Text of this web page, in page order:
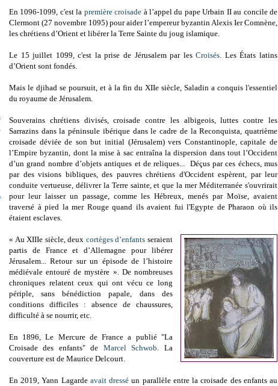
En 1096-1099, c'est la première croisade à l’appel du pape Urbain II au concile de
Clermont (27 novembre 1095) pour aider l’empereur byzantin Alexis Ier Comnène,
les chrétiens d’Orient et libérer la Terre Sainte du joug islamique.
Le 15 juillet 1099, c'est la prise de Jérusalem par lesCroisés. Les États latins
d’Orient sont fondés.
Mais le djihad se poursuit, et à la fin du XIIe siècle, Saladin a conquis l'essentiel
du royaume de Jérusalem.
Souverains chrétiens divisés, croisade contre les albigeois, luttes contre les
Sarrazins dans la péninsule ibérique dans le cadre de la Reconquista, quatrième
croisade déviée de son but initial (Jérusalem) vers Constantinople, capitale de
l’Empire byzantin, dont la mise à sac entraîna la dispersion dans tout l’Occident
d’un grand nombre d’objets antiques et de reliques... Déçus par ces échecs, mus
par des visions bibliques, des pauvres chrétiens d'Occident espèrent, par leur
conduite vertueuse, délivrer la Terre sainte, et que la mer Méditerranée s'ouvrirait
pour leur laisser un passage, comme les Hébreux, menés par Moïse, avaient
traversé à pied la mer Rouge quand ils avaient fui l'Egypte de Pharaon où ils
étaient esclaves.
« Au XIIIe siècle, deux cortèges d’enfants seraient
partis de France et d’Allemagne pour libérer
Jérusalem... Retour sur un épisode de l’histoire
médiévale entouré de mystère ». De nombreuses
chroniques relatent ceux qui ont vécu ce long
périple, sans bénédiction papale, dans des
conditions difficiles : absence de chaussures,
difficulté à se nourrir, etc.
En 1896, Le Mercure de France a publié "La
Croisade des enfants" de Marcel Schwob. La
couverture est de Maurice Delcourt.
En 2019, Yann Lagarde avait dressé un parallèle entre la croisade des enfants au